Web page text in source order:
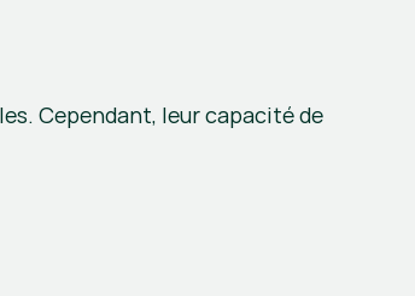
Cependant, leur capacité de